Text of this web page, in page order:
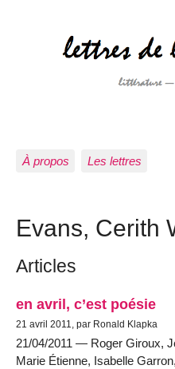
À propos Les lettres
Evans, Cerith
Articles
en avril, c’est poésie
21 avril 2011, par Ronald Klapka
21/04/2011 — Roger Giroux,
Marie Étienne, Isabelle